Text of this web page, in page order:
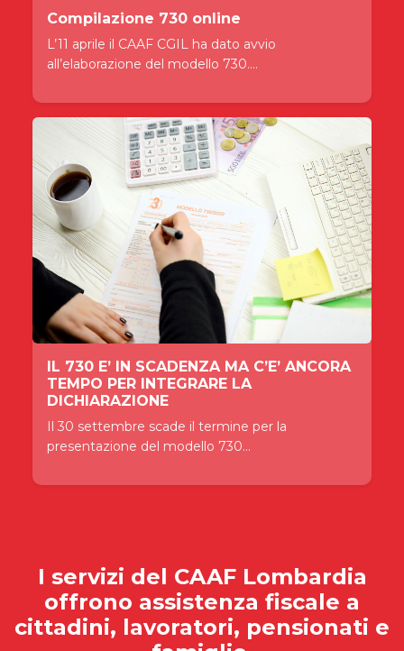
Compilazione 730 online
L’11 aprile il CAAF CGIL ha dato avvio
all’elaborazione del modello 730....
IL 730 E’ IN SCADENZA MA C’E’ ANCORA
TEMPO PER INTEGRARE LA
DICHIARAZIONE
Il 30 settembre scade il termine per la
presentazione del modello 730...
I servizi del CAAF Lombardia
offrono assistenza fiscale a
cittadini, lavoratori, pensionati e